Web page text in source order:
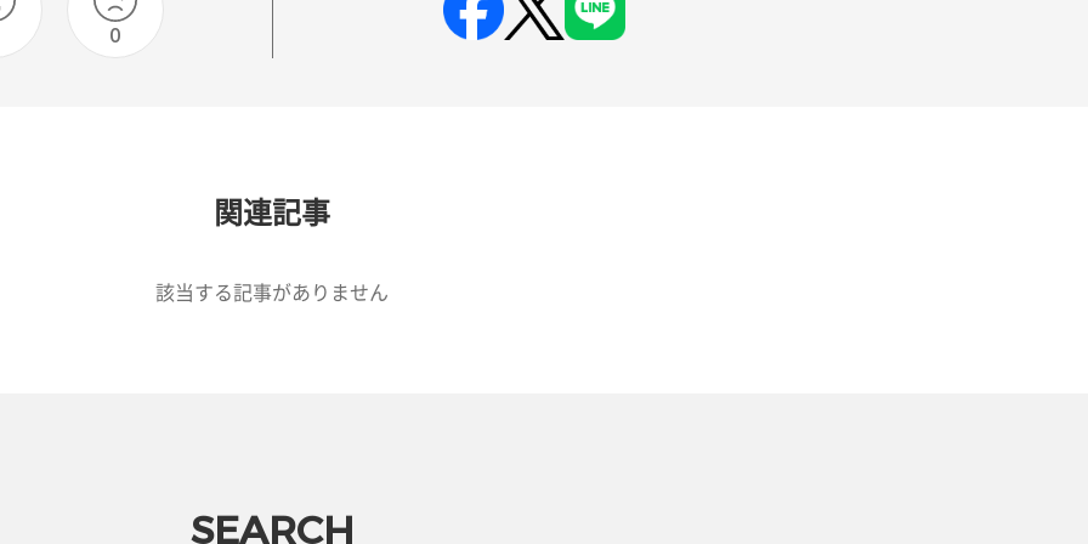
0
関連記事
該当する記事がありません
SEARCH